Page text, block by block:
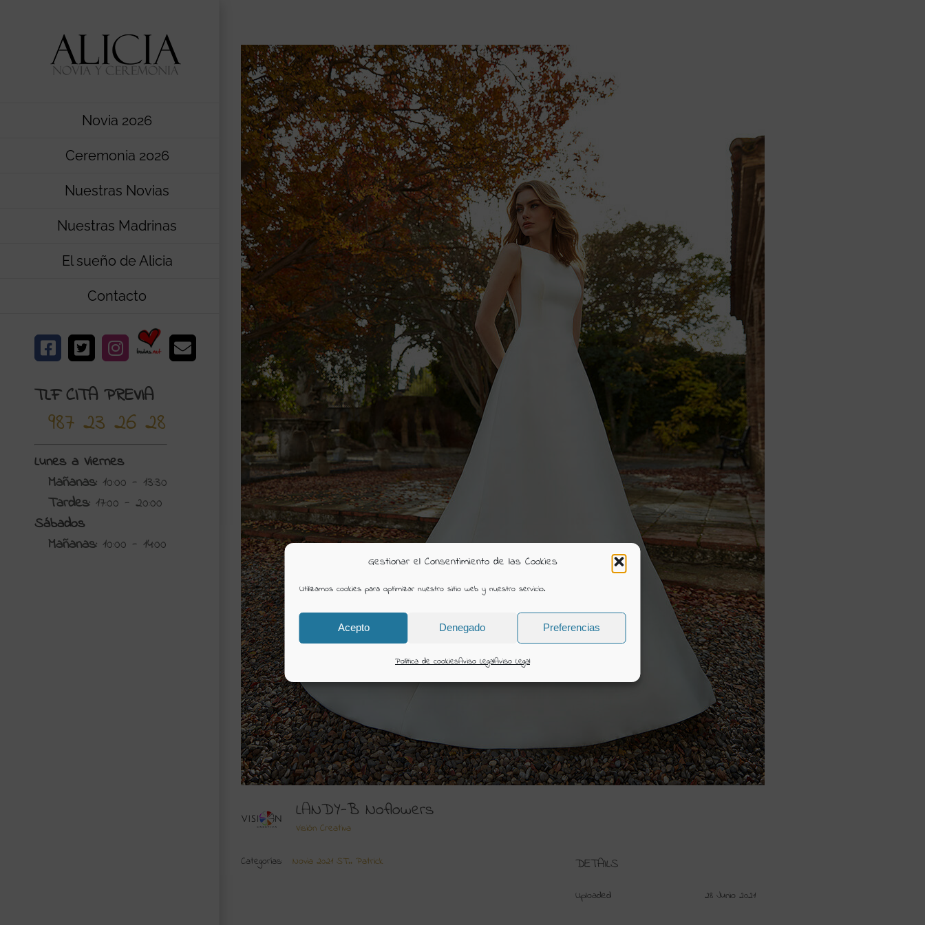
Gestionar el Consentimiento de las Cookies
Utilizamos cookies para optimizar nuestro sitio web y nuestro servicio.
Acepto Denegado Preferencias
Política de cookiesAviso LegalAviso Legal
Novia 2026
Ceremonia 2026
Nuestras Novias
Nuestras Madrinas
El sueño de Alicia
Contacto
Facebook
X Instagram
Bodas.net
Correo
electrónico
TLF CITA PREVIA
987 23 26 28
Lunes a Viernes
Mañanas: 10:00 - 13:30
Tardes: 17:00 - 20:00
Sábados
Mañanas: 10:00 - 14:00
LANDY-B Noflowers
Visión Creativa
Categorías: Novia 2021 ST.. Patrick DETAILS
Uploaded 28 Junio 2021